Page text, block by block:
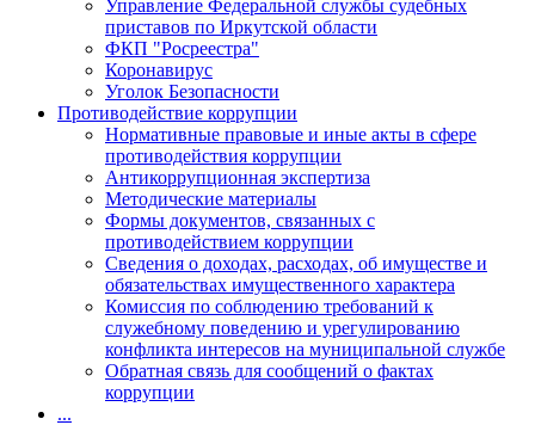
Управление Федеральной службы судебных
приставов по Иркутской области
ФКП "Росреестра"
Коронавирус
Уголок Безопасности
Противодействие коррупции
Нормативные правовые и иные акты в сфере
противодействия коррупции
Антикоррупционная экспертиза
Методические материалы
Формы документов, связанных с
противодействием коррупции
Сведения о доходах, расходах, об имуществе и
обязательствах имущественного характера
Комиссия по соблюдению требований к
служебному поведению и урегулированию
конфликта интересов на муниципальной службе
Обратная связь для сообщений о фактах
коррупции
...